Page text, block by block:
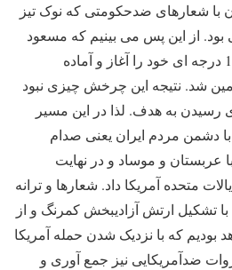
با شعارهای ضدحکومتی که نوک تیز
از این پس می بینیم که مسعود
رجوی به آرامی چرخش 180 درجه ای خود را آغاز و آماده
شد. نتیجه این چرخش چیزی نبود
رسیدن به هدف. لذا در این مسیر
دشمن مردم ایران یعنی صدام
عربستان و موساد و در نهایت
متحده آمریکا داد. شعارها و ترانه
تشکیل ارتش آزادیبخش کمرنگ و از
بودیم که با نزدیک شدن حمله آمریکا
ضدآمریکایی نیز جمع آوری و